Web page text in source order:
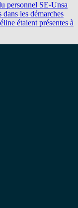
personnel SE-Unsa
les démarches
étaient présentes à